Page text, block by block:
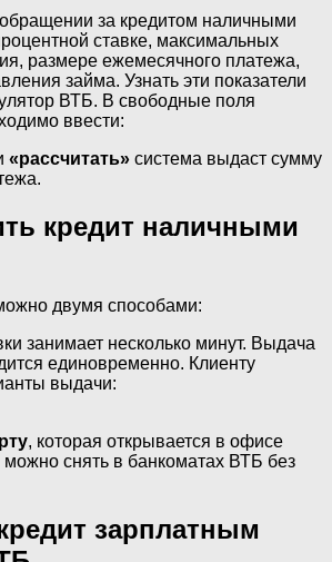
за кредитом наличными
ставке, максимальных
размере ежемесячного платежа,
займа. Узнать эти показатели
ВТБ. В свободные поля
ввести:
«рассчитать» система выдаст сумму
кредит наличными
двумя способами:
занимает несколько минут. Выдача
единовременно. Клиенту
выдачи:
, которая открывается в офисе
можно снять в банкоматах ВТБ без
зарплатным